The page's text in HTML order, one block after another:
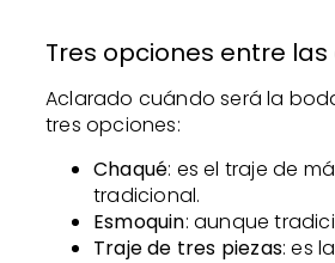
Tres opciones entre
Aclarado cuándo será la
tres opciones:
Chaqué: es el traje de
tradicional.
Esmoquin: aunque
Traje de tres piezas: es